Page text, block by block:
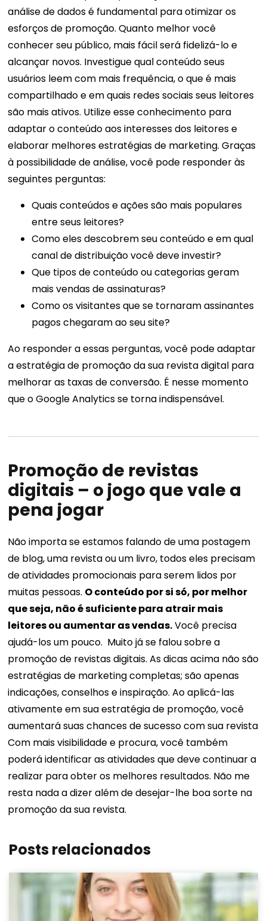
análise de dados é fundamental para otimizar os
esforços de promoção. Quanto melhor você
conhecer seu público, mais fácil será fidelizá-lo e
alcançar novos. Investigue qual conteúdo seus
usuários leem com mais frequência, o que é mais
compartilhado e em quais redes sociais seus leitores
são mais ativos. Utilize esse conhecimento para
adaptar o conteúdo aos interesses dos leitores e
elaborar melhores estratégias de marketing. Graças
à possibilidade de análise, você pode responder às
seguintes perguntas:
Quais conteúdos e ações são mais populares
entre seus leitores?
Como eles descobrem seu conteúdo e em qual
canal de distribuição você deve investir?
Que tipos de conteúdo ou categorias geram
mais vendas de assinaturas?
Como os visitantes que se tornaram assinantes
pagos chegaram ao seu site?
Ao responder a essas perguntas, você pode adaptar
a estratégia de promoção da sua revista digital para
melhorar as taxas de conversão. É nesse momento
que o Google Analytics se torna indispensável.
Promoção de revistas
digitais – o jogo que vale a
pena jogar
Não importa se estamos falando de uma postagem
de blog, uma revista ou um livro, todos eles precisam
de atividades promocionais para serem lidos por
muitas pessoas. O conteúdo por si só, por melhor
que seja, não é suficiente para atrair mais
leitores ou aumentar as vendas.Você precisa
ajudá-los um pouco. Muito já se falou sobre a
promoção de revistas digitais. As dicas acima não são
estratégias de marketing completas; são apenas
indicações, conselhos e inspiração. Ao aplicá-las
ativamente em sua estratégia de promoção, você
aumentará suas chances de sucesso com sua revista
Com mais visibilidade e procura, você também
poderá identificar as atividades que deve continuar a
realizar para obter os melhores resultados. Não me
resta nada a dizer além de desejar-lhe boa sorte na
promoção da sua revista.
Posts relacionados